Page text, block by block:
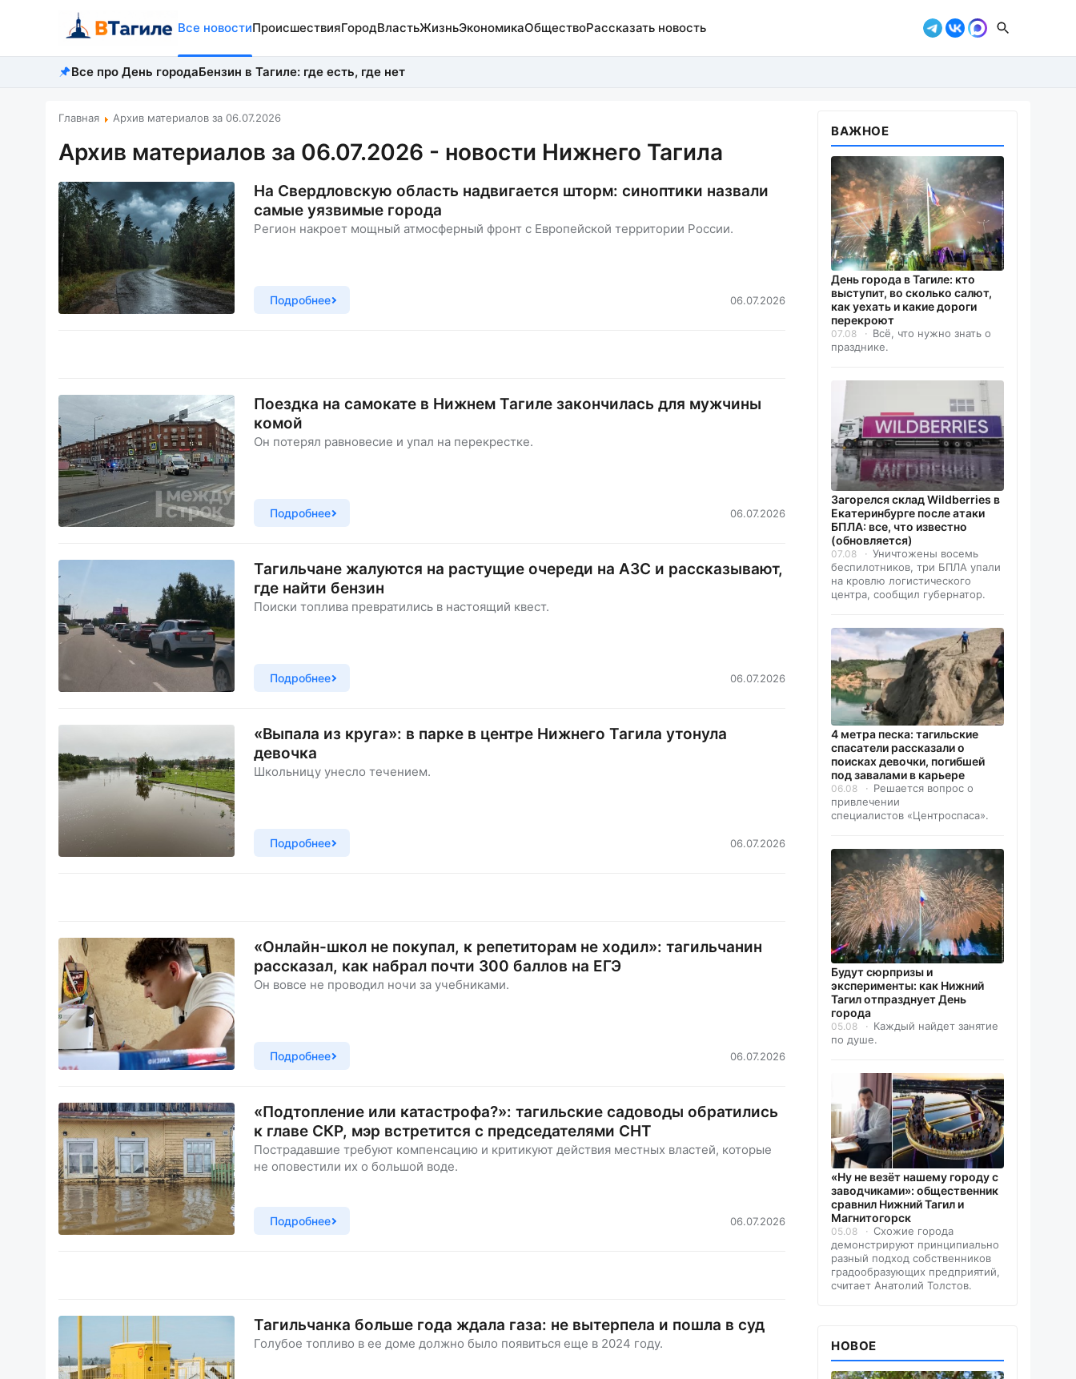
Все новостиПроисшествияГородВластьЖизньЭкономикаОбществоРассказать новость
Все про День городаБензин в Тагиле: где есть, где нет
Главная Архив материалов за 06.07.2026
Архив материалов за 06.07.2026 - новости Нижнего Тагила
На Свердловскую область надвигается шторм: синоптики назвали
самые уязвимые города
Регион накроет мощный атмосферный фронт с Европейской территории России.
Подробнее 06.07.2026
Поездка на самокате в Нижнем Тагиле закончилась для мужчины
комой
Он потерял равновесие и упал на перекрестке.
Подробнее 06.07.2026
Тагильчане жалуются на растущие очереди на АЗС и рассказывают,
где найти бензин
Поиски топлива превратились в настоящий квест.
Подробнее 06.07.2026
«Выпала из круга»: в парке в центре Нижнего Тагила утонула
девочка
Школьницу унесло течением.
Подробнее 06.07.2026
«Онлайн-школ не покупал, к репетиторам не ходил»: тагильчанин
рассказал, как набрал почти 300 баллов на ЕГЭ
Он вовсе не проводил ночи за учебниками.
Подробнее 06.07.2026
«Подтопление или катастрофа?»: тагильские садоводы обратились
к главе СКР, мэр встретится с председателями СНТ
Пострадавшие требуют компенсацию и критикуют действия местных властей, которые
не оповестили их о большой воде.
Подробнее 06.07.2026
Тагильчанка больше года ждала газа: не вытерпела и пошла в суд
Голубое топливо в ее доме должно было появиться еще в 2024 году.
ВАЖНОЕ
День города в Тагиле: кто
выступит, во сколько салют,
как уехать и какие дороги
перекроют
07.08
Всё, что нужно знать о
празднике.
Загорелся склад Wildberries в
Екатеринбурге после атаки
БПЛА: все, что известно
(обновляется)
07.08
Уничтожены восемь
беспилотников, три БПЛА упали
на кровлю логистического
центра, сообщил губернатор.
4 метра песка: тагильские
спасатели рассказали о
поисках девочки, погибшей
под завалами в карьере
06.08
Решается вопрос о
привлечении
специалистов «Центроспаса».
Будут сюрпризы и
эксперименты: как Нижний
Тагил отпразднует День
города
05.08
Каждый найдет занятие
по душе.
«Ну не везёт нашему городу с
заводчиками»: общественник
сравнил Нижний Тагил и
Магнитогорск
05.08
Схожие города
демонстрируют принципиально
разный подход собственников
градообразующих предприятий,
считает Анатолий Толстов.
НОВОЕ